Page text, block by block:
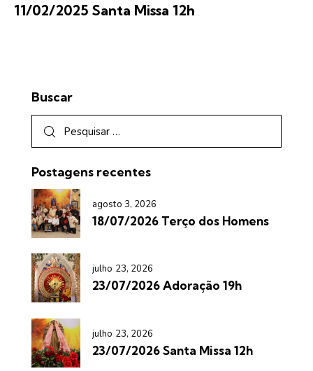
11/02/2025 Santa Missa 12h
Buscar
Postagens recentes
agosto 3, 2026
18/07/2026 Terço dos Homens
julho 23, 2026
23/07/2026 Adoração 19h
julho 23, 2026
23/07/2026 Santa Missa 12h